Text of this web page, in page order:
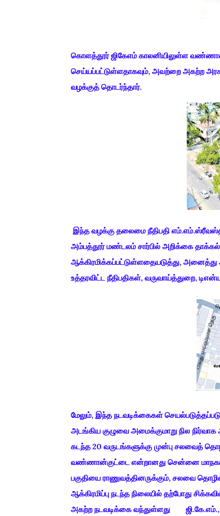
கொளத்தூர் ஜிகேஎம் காலனியிலுள்ள வண்ணான்
செய்யப்பட்டுள்ளதாகவும், அவற்றை அகற்ற
வழக்குத் தொடர்ந்தார்.
இந்த வழக்கு தலைமை நீதிபதி
அம்பத்தூர் மண்டலம் சார்பில் அறிக்கை
ஆக்கிரமிக்கப்பட்டுள்ளதையடுத்து, அனைத்து
உத்தரவிட்ட நீதிபதிகள், வருவாய்த்துறை,
மேலும், இந்த நடவடிக்கைகள்
அடங்கிய குழுவை அமைக்குமாறு நில
கடந்த 20 வருடங்களுக்கு முன்பு சலவைத்
வண்ணான்குட்டை என்றானது சென்னை
பகுதியை ராணுவத்தினருக்கும், சலவை
ஆக்கிரமிப்பு நடந்த நிலையில் தற்போது
அகற்ற நடவடிக்கை வந்துள்ளது ஜி.கே.எம்.,